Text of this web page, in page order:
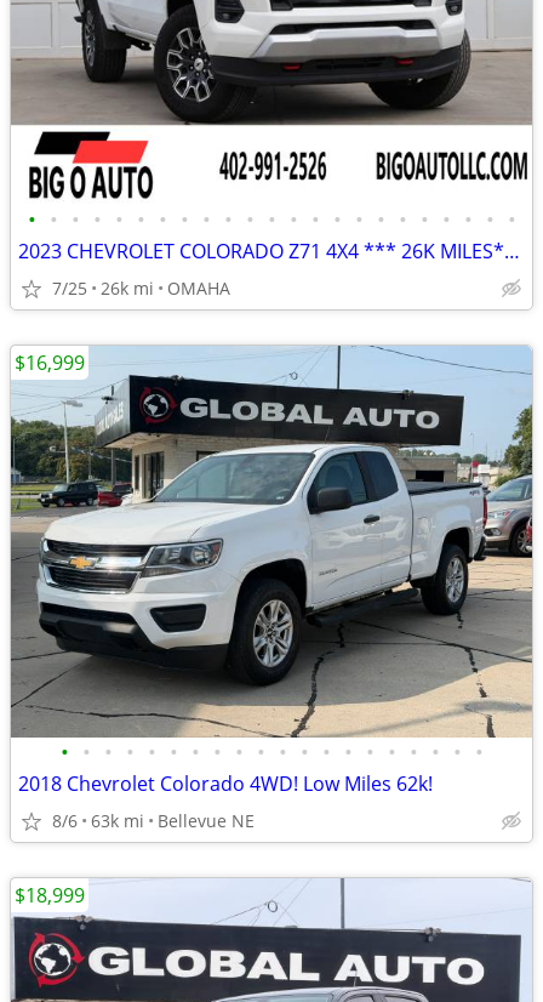
• • • • • • • • • • • • • • • • • • • • • • •
2023 CHEVROLET COLORADO Z71 4X4 *** 26K MILES***
7/25 26k mi OMAHA
• • • • • • • • • • • • • • • • • • • •
2018 Chevrolet Colorado 4WD! Low Miles 62k!
8/6 63k mi Bellevue NE
$16,999
$18,999